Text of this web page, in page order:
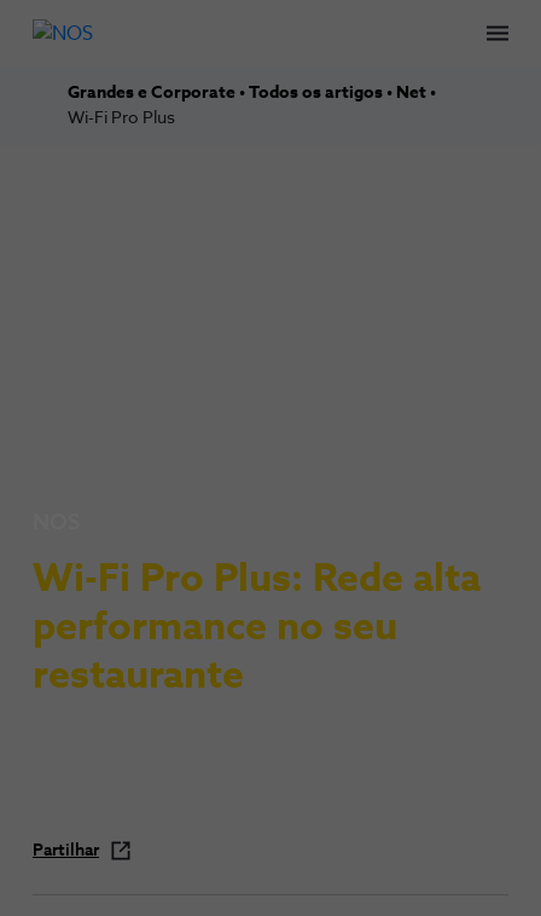
Grandes e Corporate Todos os artigos
Net
Wi-Fi Pro Plus
Wi-Fi Pro Plus: Rede alta
performance no seu
restaurante
Partilhar